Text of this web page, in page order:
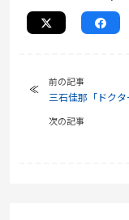
前の記事
三石佳那「ドクタ
次の記事